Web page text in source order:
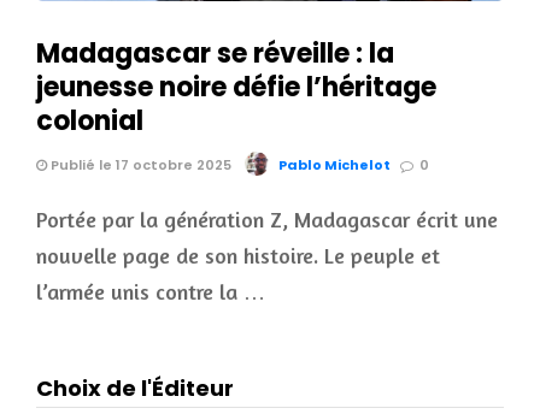
Madagascar se réveille : la
jeunesse noire défie l’héritage
colonial
Publié le 17 octobre 2025 Pablo Michelot 0
Portée par la génération Z, Madagascar écrit une
nouvelle page de son histoire. Le peuple et
l’armée unis contre la …
Choix de l'Éditeur